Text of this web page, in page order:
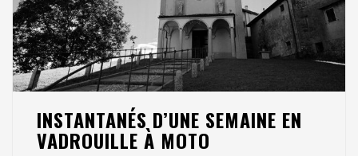
INSTANTANÉS D’UNE SEMAINE EN
VADROUILLE À MOTO